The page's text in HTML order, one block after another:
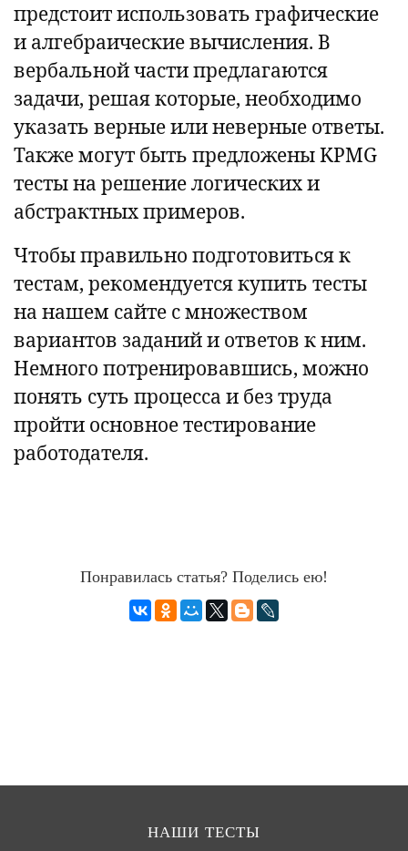
предстоит использовать графические
и алгебраические вычисления. В
вербальной части предлагаются
задачи, решая которые, необходимо
указать верные или неверные ответы.
Также могут быть предложены KPMG
тесты на решение логических и
абстрактных примеров.
Чтобы правильно подготовиться к
тестам, рекомендуется купить тесты
на нашем сайте с множеством
вариантов заданий и ответов к ним.
Немного потренировавшись, можно
понять суть процесса и без труда
пройти основное тестирование
работодателя.
Понравилась статья? Поделись ею!
НАШИ ТЕСТЫ